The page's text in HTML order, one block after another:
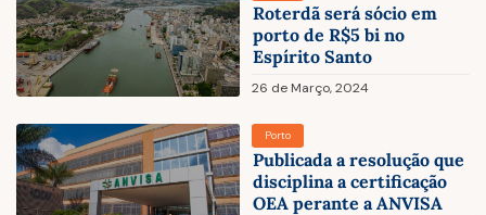
Roterdã será sócio em
porto de R$5 bi no
Espírito Santo
26 de Março, 2024
Porto
Publicada a resolução que
disciplina a certificação
OEA perante a ANVISA